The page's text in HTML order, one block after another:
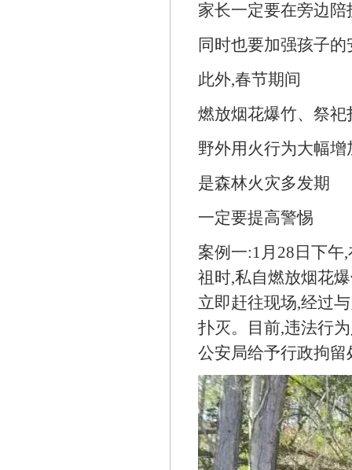
家长一定要在旁边陪
同时也要加强孩子的
此外,春节期间
燃放烟花爆竹、祭祀
野外用火行为大幅增
是森林火灾多发期
一定要提高警惕
案例一:1月28日下午
祖时,私自燃放烟花
立即赶往现场,经过
扑灭。目前,违法行
公安局给予行政拘留